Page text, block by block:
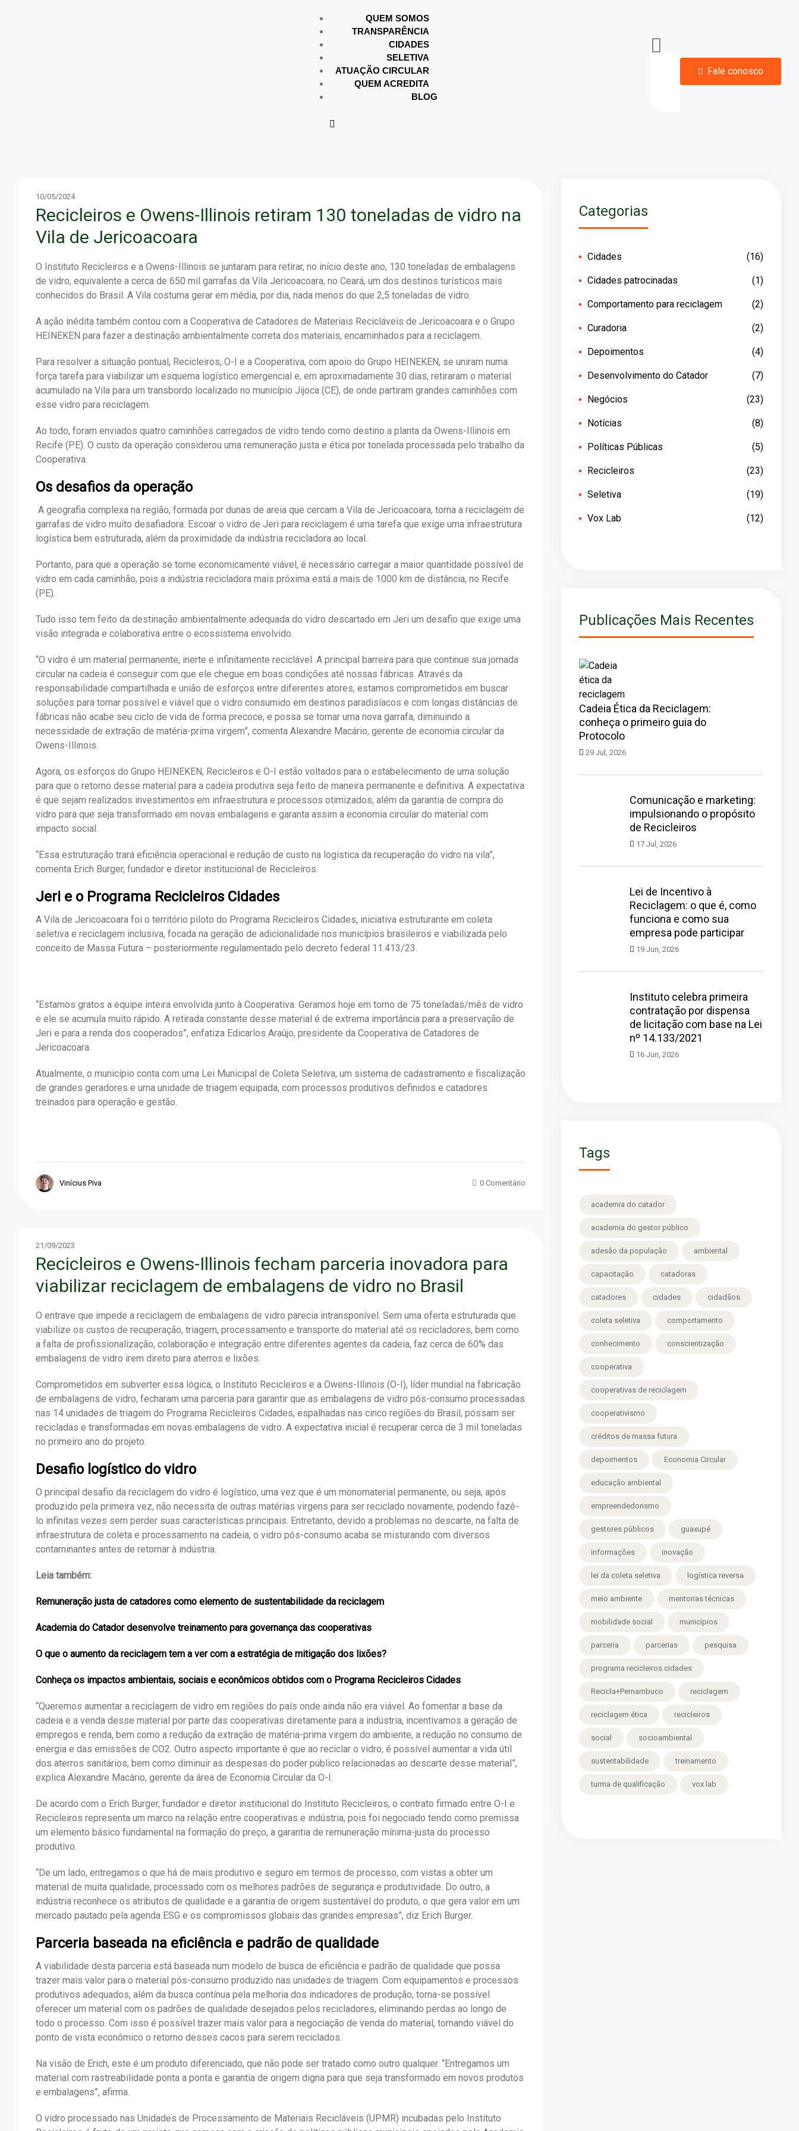
QUEM SOMOS
TRANSPARÊNCIA
CIDADES
SELETIVA
ATUAÇÃO CIRCULAR
QUEM ACREDITA
BLOG
Fale conosco
10/05/2024
Recicleiros e Owens-Illinois retiram 130 toneladas de vidro na
Vila de Jericoacoara
O Instituto Recicleiros e a Owens-Illinois se juntaram para retirar, no início deste ano, 130 toneladas de embalagens
de vidro, equivalente a cerca de 650 mil garrafas da Vila Jericoacoara, no Ceará, um dos destinos turísticos mais
conhecidos do Brasil. A Vila costuma gerar em média, por dia, nada menos do que 2,5 toneladas de vidro.
A ação inédita também contou com a Cooperativa de Catadores de Materiais Recicláveis de Jericoacoara e o Grupo
HEINEKEN para fazer a destinação ambientalmente correta dos materiais, encaminhados para a reciclagem.
Para resolver a situação pontual, Recicleiros, O-I e a Cooperativa, com apoio do Grupo HEINEKEN, se uniram numa
força tarefa para viabilizar um esquema logístico emergencial e, em aproximadamente 30 dias, retiraram o material
acumulado na Vila para um transbordo localizado no município Jijoca (CE), de onde partiram grandes caminhões com
esse vidro para reciclagem.
Ao todo, foram enviados quatro caminhões carregados de vidro tendo como destino a planta da Owens-Illinois em
Recife (PE). O custo da operação considerou uma remuneração justa e ética por tonelada processada pelo trabalho da
Cooperativa.
Os desafios da operação
A geografia complexa na região, formada por dunas de areia que cercam a Vila de Jericoacoara, torna a reciclagem de
garrafas de vidro muito desafiadora. Escoar o vidro de Jeri para reciclagem é uma tarefa que exige uma infraestrutura
logística bem estruturada, além da proximidade da indústria recicladora ao local.
Portanto, para que a operação se torne economicamente viável, é necessário carregar a maior quantidade possível de
vidro em cada caminhão, pois a indústria recicladora mais próxima está a mais de 1000 km de distância, no Recife
(PE).
Tudo isso tem feito da destinação ambientalmente adequada do vidro descartado em Jeri um desafio que exige uma
visão integrada e colaborativa entre o ecossistema envolvido.
“O vidro é um material permanente, inerte e infinitamente reciclável. A principal barreira para que continue sua jornada
circular na cadeia é conseguir com que ele chegue em boas condições até nossas fábricas. Através da
responsabilidade compartilhada e união de esforços entre diferentes atores, estamos comprometidos em buscar
soluções para tornar possível e viável que o vidro consumido em destinos paradisíacos e com longas distâncias de
fábricas não acabe seu ciclo de vida de forma precoce, e possa se tornar uma nova garrafa, diminuindo a
necessidade de extração de matéria-prima virgem”, comenta Alexandre Macário, gerente de economia circular da
Owens-Illinois.
Agora, os esforços do Grupo HEINEKEN, Recicleiros e O-I estão voltados para o estabelecimento de uma solução
para que o retorno desse material para a cadeia produtiva seja feito de maneira permanente e definitiva. A expectativa
é que sejam realizados investimentos em infraestrutura e processos otimizados, além da garantia de compra do
vidro para que seja transformado em novas embalagens e garanta assim a economia circular do material com
impacto social.
“Essa estruturação trará eficiência operacional e redução de custo na logística da recuperação do vidro na vila”,
comenta Erich Burger, fundador e diretor institucional de Recicleiros.
Jeri e o Programa Recicleiros Cidades
A Vila de Jericoacoara foi o território piloto do Programa Recicleiros Cidades, iniciativa estruturante em coleta
seletiva e reciclagem inclusiva, focada na geração de adicionalidade nos municípios brasileiros e viabilizada pelo
conceito de Massa Futura – posteriormente regulamentado pelo decreto federal 11.413/23.
“Estamos gratos a equipe inteira envolvida junto à Cooperativa. Geramos hoje em torno de 75 toneladas/mês de vidro
e ele se acumula muito rápido. A retirada constante desse material é de extrema importância para a preservação de
Jeri e para a renda dos cooperados”, enfatiza Edicarlos Araújo, presidente da Cooperativa de Catadores de
Jericoacoara.
Atualmente, o município conta com uma Lei Municipal de Coleta Seletiva, um sistema de cadastramento e fiscalização
de grandes geradores e uma unidade de triagem equipada, com processos produtivos definidos e catadores
treinados para operação e gestão.
Vinícius Piva 0 Comentário
21/09/2023
Recicleiros e Owens-Illinois fecham parceria inovadora para
viabilizar reciclagem de embalagens de vidro no Brasil
O entrave que impede a reciclagem de embalagens de vidro parecia intransponível. Sem uma oferta estruturada que
viabilize os custos de recuperação, triagem, processamento e transporte do material até os recicladores, bem como
a falta de profissionalização, colaboração e integração entre diferentes agentes da cadeia, faz cerca de 60% das
embalagens de vidro irem direto para aterros e lixões.
Comprometidos em subverter essa lógica, o Instituto Recicleiros e a Owens-Illinois (O-I), líder mundial na fabricação
de embalagens de vidro, fecharam uma parceria para garantir que as embalagens de vidro pós-consumo processadas
nas 14 unidades de triagem do Programa Recicleiros Cidades, espalhadas nas cinco regiões do Brasil, possam ser
recicladas e transformadas em novas embalagens de vidro. A expectativa inicial é recuperar cerca de 3 mil toneladas
no primeiro ano do projeto.
Desafio logístico do vidro
O principal desafio da reciclagem do vidro é logístico, uma vez que é um monomaterial permanente, ou seja, após
produzido pela primeira vez, não necessita de outras matérias virgens para ser reciclado novamente, podendo fazê-
lo infinitas vezes sem perder suas características principais. Entretanto, devido a problemas no descarte, na falta de
infraestrutura de coleta e processamento na cadeia, o vidro pós-consumo acaba se misturando com diversos
contaminantes antes de retornar à indústria.
Leia também:
Remuneração justa de catadores como elemento de sustentabilidade da reciclagem
Academia do Catador desenvolve treinamento para governança das cooperativas
O que o aumento da reciclagem tem a ver com a estratégia de mitigação dos lixões?
Conheça os impactos ambientais, sociais e econômicos obtidos com o Programa Recicleiros Cidades
“Queremos aumentar a reciclagem de vidro em regiões do país onde ainda não era viável. Ao fomentar a base da
cadeia e a venda desse material por parte das cooperativas diretamente para a indústria, incentivamos a geração de
empregos e renda, bem como a redução da extração de matéria-prima virgem do ambiente, a redução no consumo de
energia e das emissões de CO2 . Outro aspecto importante é que ao reciclar o vidro, é possível aumentar a vida útil
dos aterros sanitários, bem como diminuir as despesas do poder público relacionadas ao descarte desse material”,
explica Alexandre Macário, gerente da área de Economia Circular da O-I.
De acordo com o Erich Burger, fundador e diretor institucional do Instituto Recicleiros, o contrato firmado entre O-I e
Recicleiros representa um marco na relação entre cooperativas e indústria, pois foi negociado tendo como premissa
um elemento básico fundamental na formação do preço, a garantia de remuneração mínima-justa do processo
produtivo.
“De um lado, entregamos o que há de mais produtivo e seguro em termos de processo, com vistas a obter um
material de muita qualidade, processado com os melhores padrões de segurança e produtividade. Do outro, a
indústria reconhece os atributos de qualidade e a garantia de origem sustentável do produto, o que gera valor em um
mercado pautado pela agenda ESG e os compromissos globais das grandes empresas”, diz Erich Burger.
Parceria baseada na eficiência e padrão de qualidade
A viabilidade desta parceria está baseada num modelo de busca de eficiência e padrão de qualidade que possa
trazer mais valor para o material pós-consumo produzido nas unidades de triagem. Com equipamentos e processos
produtivos adequados, além da busca contínua pela melhoria dos indicadores de produção, torna-se possível
oferecer um material com os padrões de qualidade desejados pelos recicladores, eliminando perdas ao longo de
todo o processo. Com isso é possível trazer mais valor para a negociação de venda do material, tornando viável do
ponto de vista econômico o retorno desses cacos para serem reciclados.
Na visão de Erich, este é um produto diferenciado, que não pode ser tratado como outro qualquer. “Entregamos um
material com rastreabilidade ponta a ponta e garantia de origem digna para que seja transformado em novos produtos
e embalagens”, afirma.
O vidro processado nas Unidades de Processamento de Materiais Recicláveis (UPMR) incubadas pelo Instituto
Categorias
Cidades (16)
Cidades patrocinadas (1)
Comportamento para reciclagem (2)
Curadoria (2)
Depoimentos (4)
Desenvolvimento do Catador (7)
Negócios (23)
Notícias (8)
Políticas Públicas (5)
Recicleiros (23)
Seletiva (19)
Vox Lab (12)
Publicações Mais Recentes
Cadeia Ética da Reciclagem:
conheça o primeiro guia do
Protocolo
29 Jul, 2026
Comunicação e marketing:
impulsionando o propósito
de Recicleiros
17 Jul, 2026
Lei de Incentivo à
Reciclagem: o que é, como
funciona e como sua
empresa pode participar
19 Jun, 2026
Instituto celebra primeira
contratação por dispensa
de licitação com base na Lei
nº 14.133/2021
16 Jun, 2026
Tags
academia do catador
academia do gestor público
adesão da população ambiental
capacitação catadoras
catadores cidades cidadãos
coleta seletiva comportamento
conhecimento conscientização
cooperativa
cooperativas de reciclagem
cooperativismo
créditos de massa futura
depoimentos Economia Circular
educação ambiental
empreendedorismo
gestores públicos guaxupé
informações inovação
lei da coleta seletiva logística reversa
meio ambiente mentorias técnicas
mobilidade social municípios
parceria parcerias pesquisa
programa recicleiros cidades
Recicla+Pernambuco reciclagem
reciclagem ética recicleiros
social socioambiental
sustentabilidade treinamento
turma de qualificação vox lab